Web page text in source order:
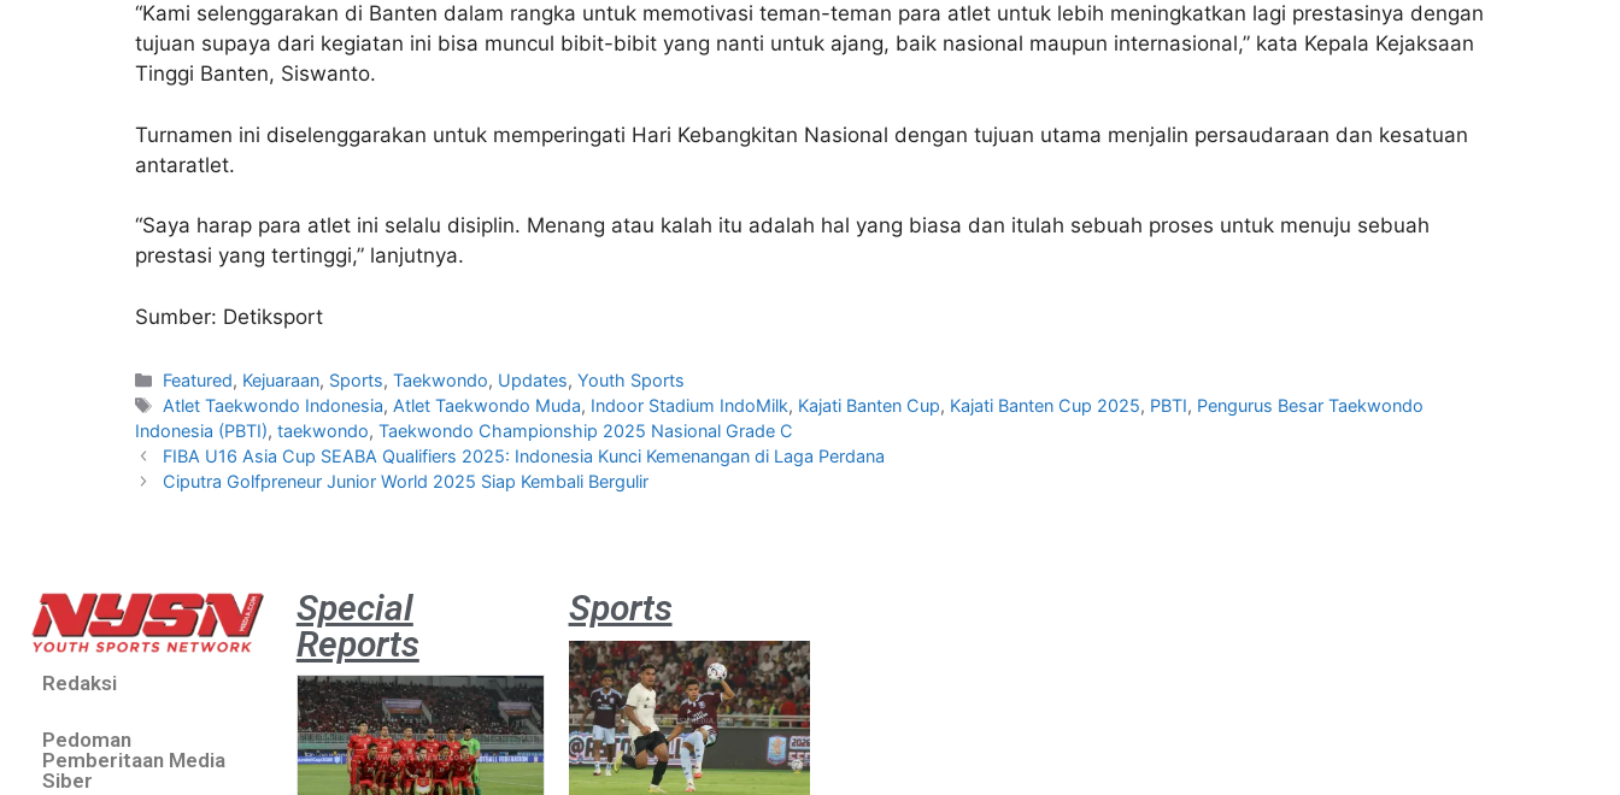
“Kami selenggarakan di Banten dalam rangka untuk memotivasi teman-teman para atlet untuk lebih meningkatkan lagi prestasinya dengan
tujuan supaya dari kegiatan ini bisa muncul bibit-bibit yang nanti untuk ajang, baik nasional maupun internasional,” kata Kepala Kejaksaan
Tinggi Banten, Siswanto.
Turnamen ini diselenggarakan untuk memperingati Hari Kebangkitan Nasional dengan tujuan utama menjalin persaudaraan dan kesatuan
antaratlet.
“Saya harap para atlet ini selalu disiplin. Menang atau kalah itu adalah hal yang biasa dan itulah sebuah proses untuk menuju sebuah
prestasi yang tertinggi,” lanjutnya.
Sumber: Detiksport
Featured, Kejuaraan, Sports,Taekwondo, Updates,Youth Sports
Atlet Taekwondo Indonesia, Atlet Taekwondo Muda, Indoor Stadium IndoMilk, Kajati Banten Cup, Kajati Banten Cup 2025, PBTI, Pengurus Besar Taekwondo
Indonesia (PBTI), taekwondo, Taekwondo Championship 2025 Nasional Grade C
FIBA U16 Asia Cup SEABA Qualifiers 2025: Indonesia Kunci Kemenangan di Laga Perdana
Ciputra Golfpreneur Junior World 2025 Siap Kembali Bergulir
Redaksi
Pedoman
Pemberitaan Media
Siber
Special
Reports
Sports